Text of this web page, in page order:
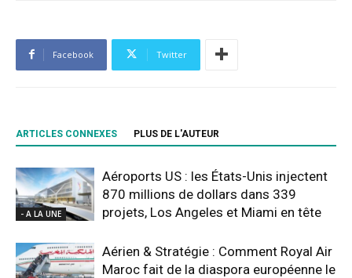
Facebook Twitter
ARTICLES CONNEXES PLUS DE L'AUTEUR
- A LA UNE
Aéroports US : les États-Unis injectent
870 millions de dollars dans 339
projets, Los Angeles et Miami en tête
Aérien & Stratégie : Comment Royal Air
Maroc fait de la diaspora européenne le